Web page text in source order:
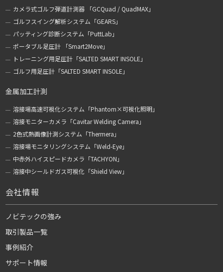
カメラ式ゴルフ弾道計測器 「GCQuad / QuadMAX」
ゴルフスイング解析システム「GEARS」
パッティング診断システム「PuttLab」
ポータブル足圧計 「Smart2Move」
トレーニング用足圧計「SALTED SMART INSOLE」
ゴルフ用足圧計「SALTED SMART INSOLE」
金属加工計測
溶接場高速可視化システム「Phantom×可視化照明」
溶接モニターカメラ「Cavitar Welding Camera」
2色式熱画像計測システム「Thermera」
溶接場モニタリングシステム「Weld-Eye」
中赤外ハイスピードカメラ「TACHYON」
溶接中シールドガス可視化「Shield View」
会社情報
ノビテックの強み
取引製品一覧
事例紹介
サポート情報